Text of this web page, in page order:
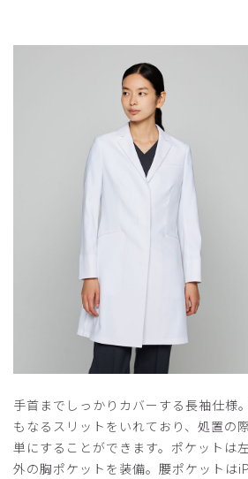
身長:161-165cm
退職時のプレゼントのため、その後の
M07レディース白衣:ライト
役に立った
手首までしっかりカバーする長袖仕様
もなるスリットをいれており、処置の
単にすることができます。ポケットは
外の胸ポケットを装備。腰ポケットは